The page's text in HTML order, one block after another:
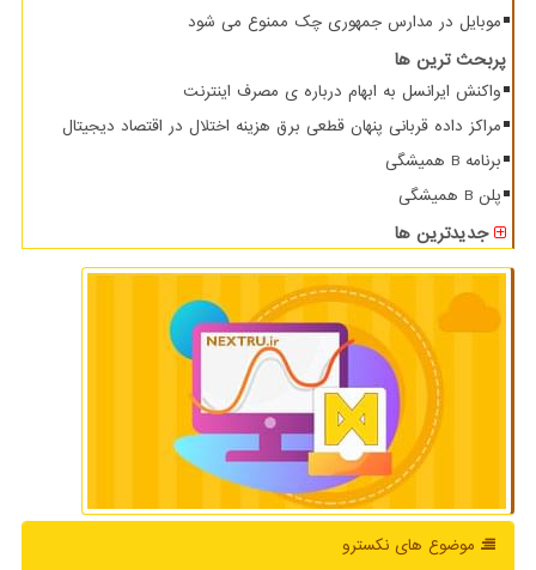
موبایل در مدارس جمهوری چک ممنوع می شود
پربحث ترین ها
واکنش ایرانسل به ابهام درباره ی مصرف اینترنت
مراکز داده قربانی پنهان قطعی برق هزینه اختلال در اقتصاد دیجیتال
برنامه B همیشگی
پلن B همیشگی
جدیدترین ها
موضوع های نكسترو